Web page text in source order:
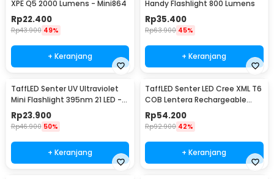
XPE Q5 2000 Lumens - Mini864
Rp22.400
Rp43.900 49%
+ Keranjang
Handy Flashlight 800 Lumens
Rp35.400
Rp63.900 45%
+ Keranjang
TaffLED Senter UV Ultraviolet
Mini Flashlight 395nm 21 LED -
UV-21
Rp23.900
Rp46.900 50%
+ Keranjang
TaffLED Senter LED Cree XML T6
COB Lentera Rechargeable
2300 Lumens - WY8106
Rp54.200
Rp92.900 42%
+ Keranjang